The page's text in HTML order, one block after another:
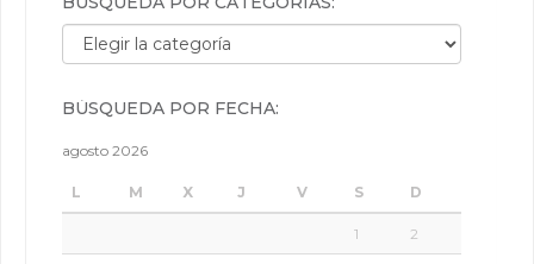
Búsqueda por categorías:
BÚSQUEDA POR FECHA:
agosto 2026
L M X J V S D
1 2